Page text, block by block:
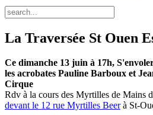
La Traversée St Ouen
Ce dimanche 13 juin à 17h,
les acrobates Pauline Barboux et
Cirque
Rdv à la cours des Myrtilles de Mains
devant le 12 rue Myrtilles Beerà St-